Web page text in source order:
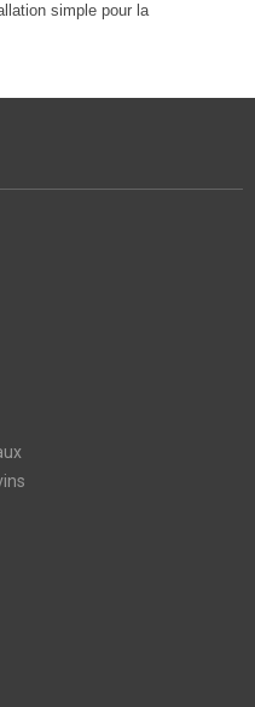
simple pour la